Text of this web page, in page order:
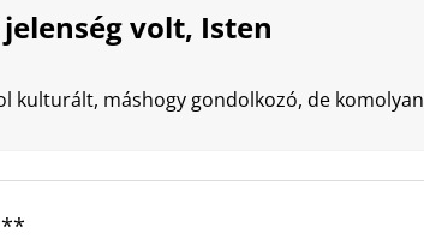
volt, Isten
kulturált, máshogy gondolkozó, de komolyan